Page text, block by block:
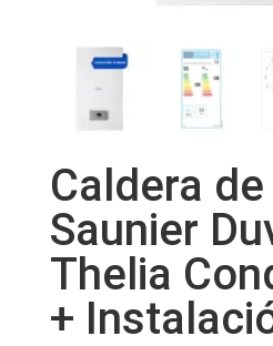
Caldera
Saunier
Thelia
+